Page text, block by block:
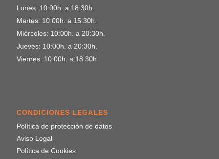
Lunes: 10:00h. a 18:30h.
Martes: 10:00h. a 15:30h.
Miércoles: 10:00h. a 20:30h.
Jueves: 10:00h. a 20:30h.
Viernes: 10:00h. a 18:30h
CONDICIONES LEGALES
Política de protección de datos
Aviso Legal
Política de Cookies